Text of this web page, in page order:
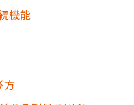
機能
方